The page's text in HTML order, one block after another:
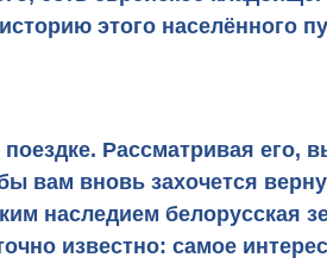
этого населённого
Рассматривая его,
вам вновь захочется
наследием белорусская
известно: самое